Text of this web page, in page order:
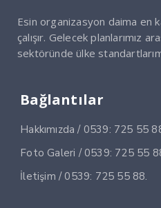
Esin organizasyon daima en
çalışır. Gelecek planlarımız
sektöründe ülke
Bağlantılar
Hakkımızda / 0539: 725 55
Foto Galeri / 0539: 725 55
İletişim / 0539: 725 55 88.